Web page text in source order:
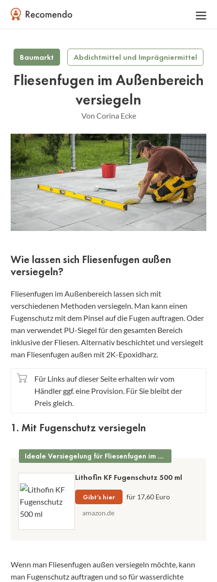
Baumarkt Abdichtmittel und Imprägniermittel
Fliesenfugen im Außenbereich
versiegeln
Von Corina Ecke
Wie lassen sich Fliesenfugen außen
versiegeln?
Fliesenfugen im Außenbereich lassen sich mit
verschiedenen Methoden versiegeln. Man kann einen
Fugenschutz mit dem Pinsel auf die Fugen auftragen. Oder
man verwendet PU-Siegel für den gesamten Bereich
inklusive der Fliesen. Alternativ beschichtet und versiegelt
man Fliesenfugen außen mit 2K-Epoxidharz.
Für Links auf dieser Seite erhalten wir vom
Händler ggf. eine Provision. Für Sie bleibt der
Preis gleich.
1. Mit Fugenschutz versiegeln
Ideale Versiegelung für Fliesenfugen im Freien
Lithofin KF Fugenschutz 500 ml
Gibt’s hier
für 17,60 Euro
amazon.de
Wenn man Fliesenfugen außen versiegeln möchte, kann
man Fugenschutz auftragen und so für wasserdichte